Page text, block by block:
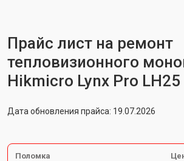
Прайс лист на ремонт
тепловизионного
Hikmicro Lynx Pro LH25
Дата обновления прайса: 19.07.2026
Поломка